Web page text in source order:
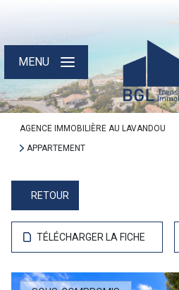
MENU
AGENCE IMMOBILIÈRE AU LAVANDOU
APPARTEMENT
RETOUR
TÉLÉCHARGER LA FICHE